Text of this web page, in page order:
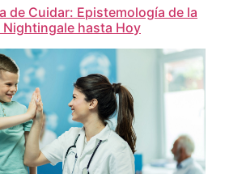
de Cuidar: Epistemología de la
Nightingale hasta Hoy